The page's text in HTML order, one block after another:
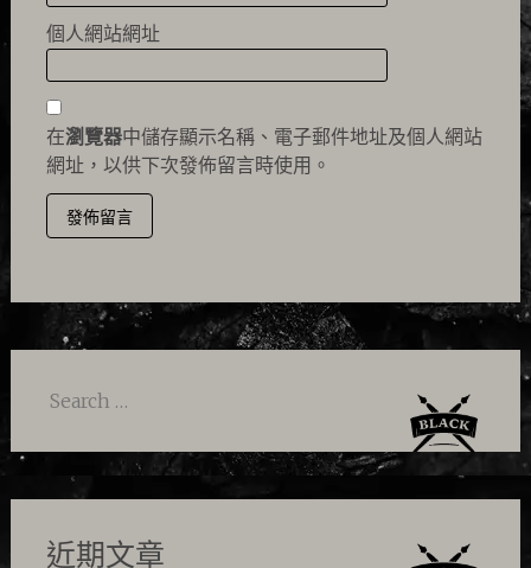
個人網站網址
在瀏覽器中儲存顯示名稱、電子郵件地址及個人網站
網址，以供下次發佈留言時使用。
Search
近期文章